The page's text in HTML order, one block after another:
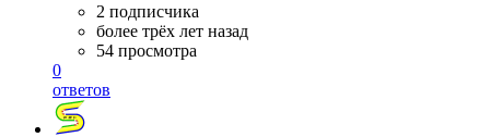
2 подписчика
более трёх лет назад
54 просмотра
0
ответов